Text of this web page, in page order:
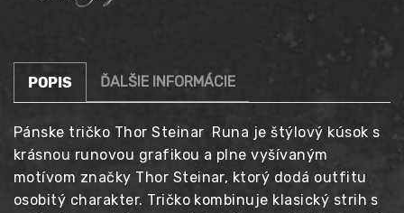
POPIS ĎALŠIE INFORMÁCIE
Pánske tričko Thor Steinar Runa je štýlový kúsok s
krásnou runovou grafikou a plne vyšívaným
motívom značky Thor Steinar, ktorý dodá outfitu
osobitý charakter. Tričko kombinuje klasický strih s